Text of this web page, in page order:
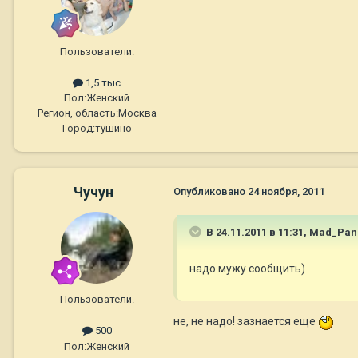
Пользователи.
1,5 тыс
Пол:Женский
Регион, область:Москва
Город:тушино
Чучун
Пользователи.
500
Пол:Женский
Опубликовано 24 ноября, 2011
В 24.11.2011 в 11:31,
надо мужу сообщить)
не, не надо! зазнается еще